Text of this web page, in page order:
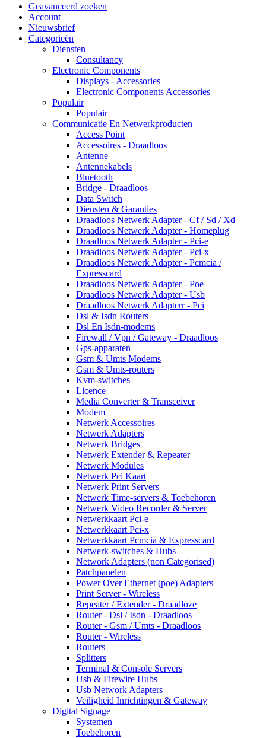
Geavanceerd zoeken
Account
Nieuwsbrief
Categorieën
Diensten
Consultancy
Electronic Components
Displays - Accessories
Electronic Components Accessories
Populair
Populair
Communicatie En Netwerkproducten
Access Point
Accessoires - Draadloos
Antenne
Antennekabels
Bluetooth
Bridge - Draadloos
Data Switch
Diensten & Garanties
Draadloos Netwerk Adapter - Cf / Sd / Xd
Draadloos Netwerk Adapter - Homeplug
Draadloos Netwerk Adapter - Pci-e
Draadloos Netwerk Adapter - Pci-x
Draadloos Netwerk Adapter - Pcmcia /
Expresscard
Draadloos Netwerk Adapter - Poe
Draadloos Netwerk Adapter - Usb
Draadloos Netwerk Adapterr - Pci
Dsl & Isdn Routers
Dsl En Isdn-modems
Firewall / Vpn / Gateway - Draadloos
Gps-apparaten
Gsm & Umts Modems
Gsm & Umts-routers
Kvm-switches
Licence
Media Converter & Transceiver
Modem
Netwerk Accessoires
Netwerk Adapters
Netwerk Bridges
Netwerk Extender & Repeater
Netwerk Modules
Netwerk Pci Kaart
Netwerk Print Servers
Netwerk Time-servers & Toebehoren
Netwerk Video Recorder & Server
Netwerkkaart Pci-e
Netwerkkaart Pci-x
Netwerkkaart Pcmcia & Expresscard
Netwerk-switches & Hubs
Network Adapters (non Categorised)
Patchpanelen
Power Over Ethernet (poe) Adapters
Print Server - Wireless
Repeater / Extender - Draadloze
Router - Dsl / Isdn - Draadloos
Router - Gsm / Umts - Draadloos
Router - Wireless
Routers
Splitters
Terminal & Console Servers
Usb & Firewire Hubs
Usb Network Adapters
Veiligheid Inrichtingen & Gateway
Digital Signage
Systemen
Toebehoren